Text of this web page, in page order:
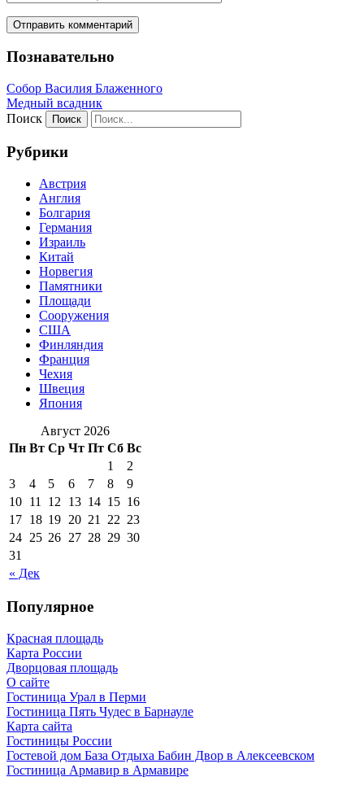
Познавательно
Собор Василия Блаженного
Медный всадник
Поиск
Рубрики
Австрия
Англия
Болгария
Германия
Израиль
Китай
Норвегия
Памятники
Площади
Сооружения
США
Финляндия
Франция
Чехия
Швеция
Япония
Август 2026
Пн Вт Ср Чт Пт Сб Вс
« Дек
1
2
3
4 5 6 7 8
9
10 11 12 13 14 15 16
17 18 19 20 21 22 23
24 25 26 27 28 29 30
31
Популярное
Красная площадь
Карта России
Дворцовая площадь
О сайте
Гостиница Урал в Перми
Гостиница Пять Чудес в Барнауле
Карта сайта
Гостиницы России
Гостевой дом База Отдыха Бабин Двор в Алексеевском
Гостиница Армавир в Армавире